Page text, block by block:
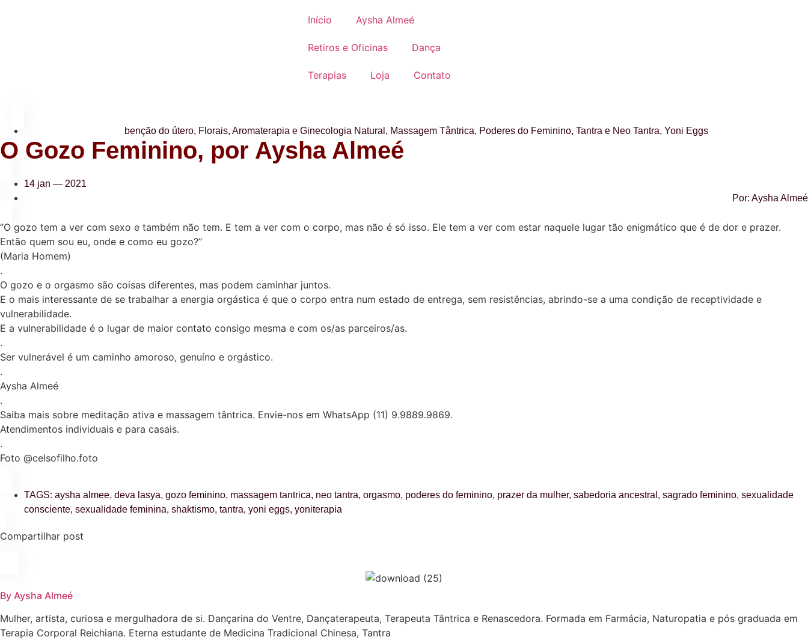
Início Aysha Almeé
Retiros e Oficinas Dança
Terapias Loja Contato
benção do útero, Florais, Aromaterapia e Ginecologia Natural , Massagem Tântrica, Poderes do Feminino, Tantra e Neo Tantra, Yoni Eggs
O Gozo Feminino, por Aysha Almeé
14 jan — 2021
Por: Aysha Almeé
“O gozo tem a ver com sexo e também não tem. E tem a ver com o corpo, mas não é só isso. Ele tem a ver com estar naquele lugar tão enigmático que é de dor e prazer.
Então quem sou eu, onde e como eu gozo?”
(Maria Homem)
.
O gozo e o orgasmo são coisas diferentes, mas podem caminhar juntos.
E o mais interessante de se trabalhar a energia orgástica é que o corpo entra num estado de entrega, sem resistências, abrindo-se a uma condição de receptividade e
vulnerabilidade.
E a vulnerabilidade é o lugar de maior contato consigo mesma e com os/as parceiros/as.
.
Ser vulnerável é um caminho amoroso, genuíno e orgástico.
.
Aysha Almeé
.
Saiba mais sobre meditação ativa e massagem tântrica. Envie-nos em WhatsApp (11) 9.9889.9869.
Atendimentos individuais e para casais.
.
Foto @celsofilho.foto
TAGS: aysha almee, deva lasya, gozo feminino, massagem tantrica, neo tantra, orgasmo, poderes do feminino, prazer da mulher, sabedoria ancestral , sagrado feminino, sexualidade
consciente, sexualidade feminina, shaktismo, tantra, yoni eggs, yoniterapia
Compartilhar post
By Aysha Almeé
Mulher, artista, curiosa e mergulhadora de si. Dançarina do Ventre, Dançaterapeuta, Terapeuta Tântrica e Renascedora. Formada em Farmácia, Naturopatia e pós graduada em
Terapia Corporal Reichiana. Eterna estudante de Medicina Tradicional Chinesa, Tantra